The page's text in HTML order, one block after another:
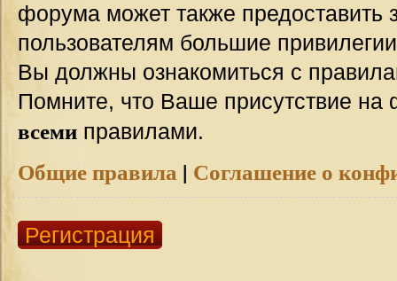
форума может также предоставить
пользователям большие
Вы должны ознакомиться с
Помните, что Ваше присутствие на
всеми правилами.
Общие правила | Соглашение о
Регистрация